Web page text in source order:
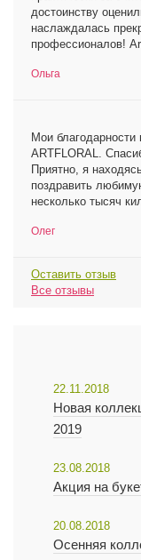
достоинству
наслаждалась
профессионалов!
Ольга
Мои
ARTFLORAL.
Приятно, я
поздравить
несколько тысяч
Олег
Оставить отзыв
Все отзывы
22.11.2018
Новая
2019
23.08.2018
Акция на
20.08.2018
Осенняя